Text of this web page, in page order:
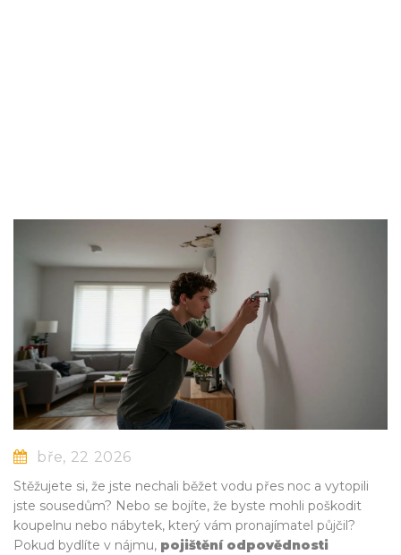
bře, 22 2026
Stěžujete si, že jste nechali běžet vodu přes noc a vytopili
jste sousedům? Nebo se bojíte, že byste mohli poškodit
koupelnu nebo nábytek, který vám pronajímatel půjčil?
Pokud bydlíte v nájmu, pojištění odpovědnosti